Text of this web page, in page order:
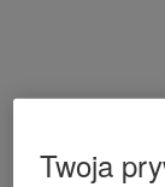
Twoja